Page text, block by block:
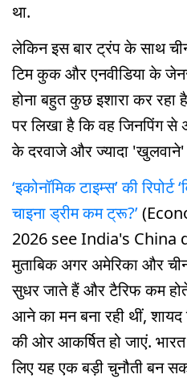
था.
लेकिन इस बार ट्रंप के साथ
टिम कुक और एनवीडिया के
होना बहुत कुछ इशारा कर
पर लिखा है कि वह जिनपिंग से
के दरवाजे और ज्यादा
‘इकोनॉमिक टाइम्स’ की
चाइना ड्रीम कम ट्रू?’
2026 see India's
मुताबिक अगर अमेरिका और
सुधर जाते हैं और टैरिफ कम होते
आने का मन बना रही थीं,
की ओर आकर्षित हो जाएं.
लिए यह एक बड़ी चुनौती बन